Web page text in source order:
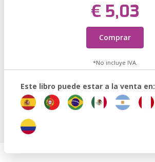
€ 5,03
Comprar
*No incluye IVA.
Este libro puede estar a la venta en: